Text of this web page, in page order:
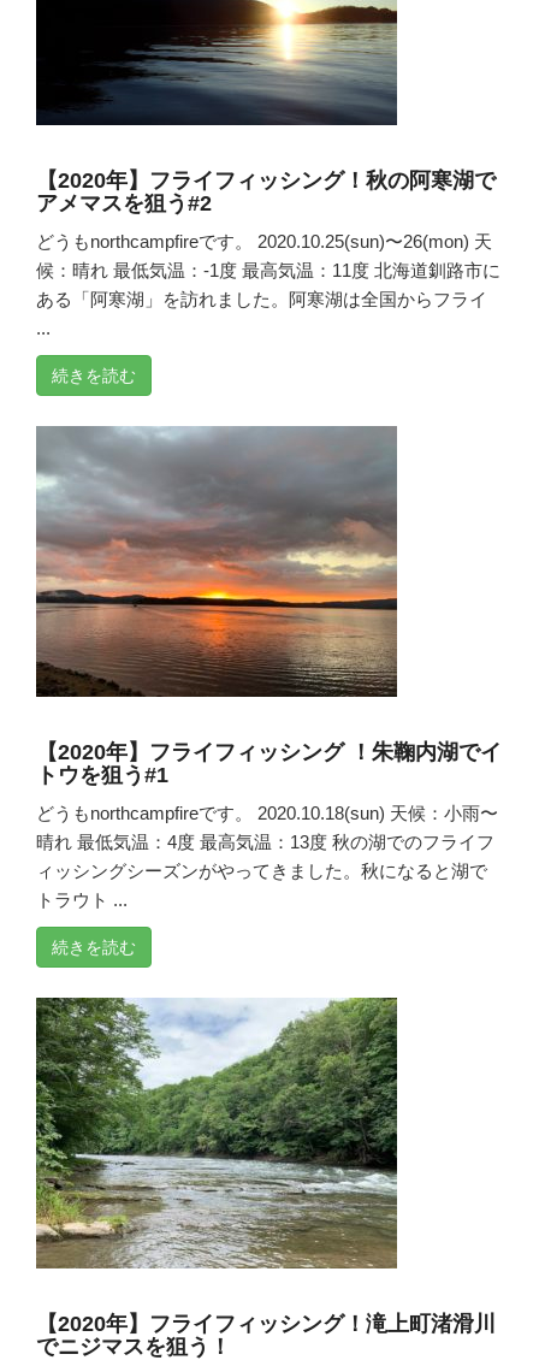
【2020年】フライフィッシング！秋の阿寒湖で
アメマスを狙う#2
どうもnorthcampfireです。 2020.10.25(sun)〜26(mon) 天
候：晴れ 最低気温：-1度 最高気温：11度 北海道釧路市に
ある「阿寒湖」を訪れました。阿寒湖は全国からフライ
...
続きを読む
【2020年】フライフィッシング ！朱鞠内湖でイ
トウを狙う#1
どうもnorthcampfireです。 2020.10.18(sun) 天候：小雨〜
晴れ 最低気温：4度 最高気温：13度 秋の湖でのフライフ
ィッシングシーズンがやってきました。秋になると湖で
トラウト ...
続きを読む
【2020年】フライフィッシング！滝上町渚滑川
でニジマスを狙う！